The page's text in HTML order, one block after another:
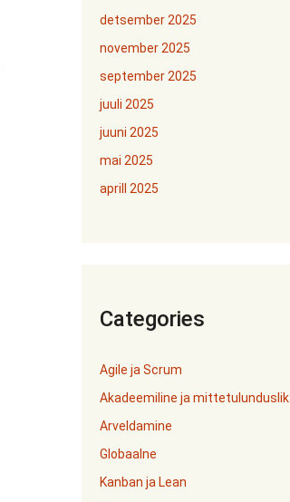
detsember 2025
november 2025
september 2025
juuli 2025
juuni 2025
mai 2025
aprill 2025
Categories
Agile ja Scrum
Akadeemiline ja mittetulunduslik
Arveldamine
Globaalne
Kanban ja Lean